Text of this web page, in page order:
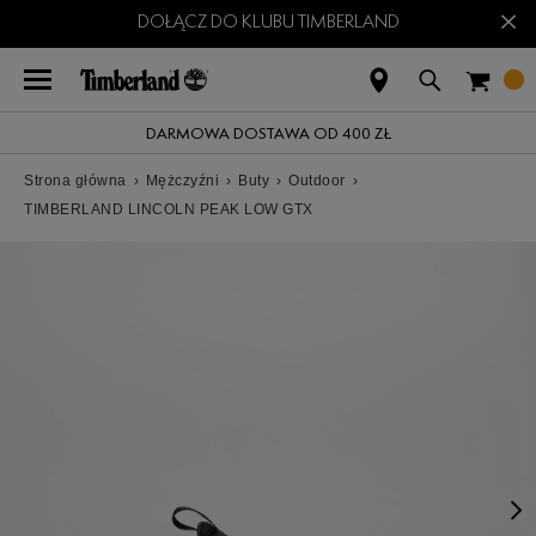
DOŁĄCZ DO KLUBU TIMBERLAND ×
DARMOWA DOSTAWA OD 400 ZŁ
Strona główna › Mężczyźni › Buty › Outdoor ›
TIMBERLAND LINCOLN PEAK LOW GTX